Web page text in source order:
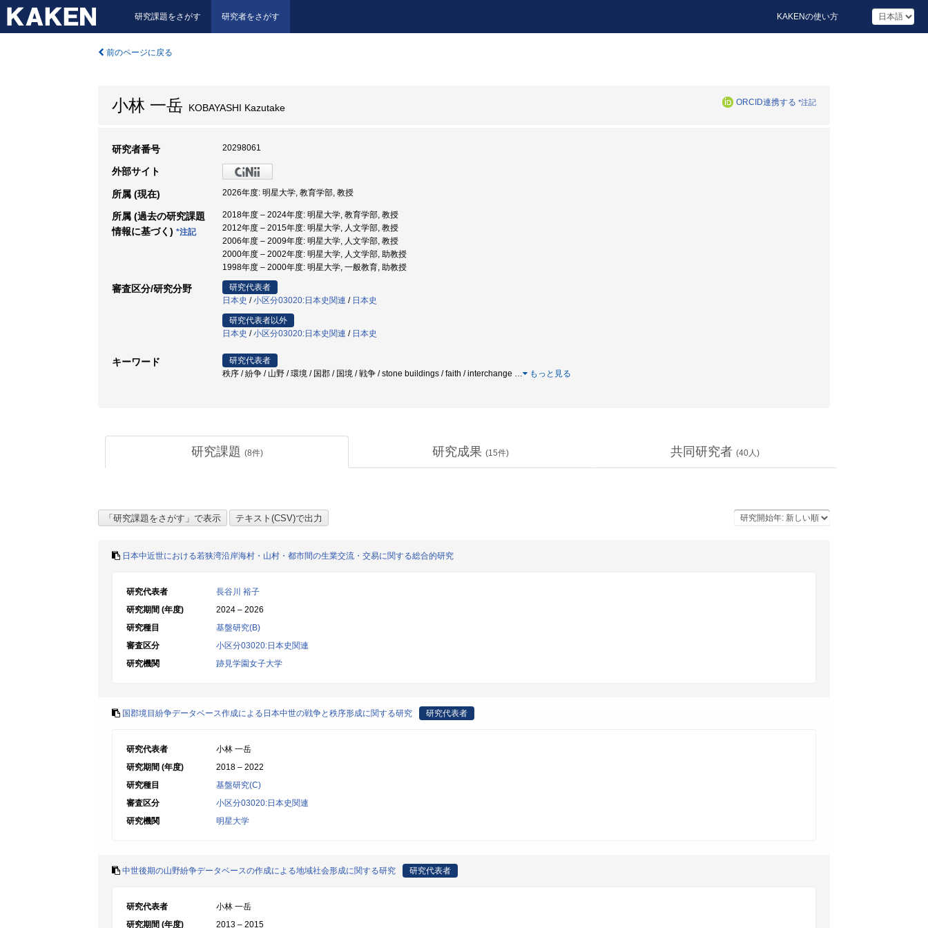
研究課題をさがす 研究者をさがす KAKENの使い方
前のページに戻る
小林 一岳 KOBAYASHI Kazutake ORCID連携する *注記
研究者番号 20298061
外部サイト
所属 (現在) 2026年度: 明星大学, 教育学部, 教授
所属 (過去の研究課題
情報に基づく) *注記
2018年度 – 2024年度: 明星大学, 教育学部, 教授
2012年度 – 2015年度: 明星大学, 人文学部, 教授
2006年度 – 2009年度: 明星大学, 人文学部, 教授
2000年度 – 2002年度: 明星大学, 人文学部, 助教授
1998年度 – 2000年度: 明星大学, 一般教育, 助教授
審査区分/研究分野
研究代表者
日本史 /小区分03020:日本史関連 / 日本史
研究代表者以外
日本史 /小区分03020:日本史関連 / 日本史
キーワード
研究代表者
秩序 / 紛争 / 山野 / 環境 / 国郡 / 国境 / 戦争 / stone buildings / faith / interchange … もっと見る
研究課題 (8件) 研究成果 (15件) 共同研究者 (40人)
日本中近世における若狭湾沿岸海村・山村・都市間の生業交流・交易に関する総合的研究
研究代表者
長谷川 裕子
研究期間 (年度)
2024 – 2026
研究種目
基盤研究(B)
審査区分
小区分03020:日本史関連
研究機関
跡見学園女子大学
国郡境目紛争データベース作成による日本中世の戦争と秩序形成に関する研究 研究代表者
研究代表者
小林 一岳
研究期間 (年度)
2018 – 2022
研究種目
基盤研究(C)
審査区分
小区分03020:日本史関連
研究機関
明星大学
中世後期の山野紛争データベースの作成による地域社会形成に関する研究 研究代表者
研究代表者
小林 一岳
研究期間 (年度)
2013 – 2015